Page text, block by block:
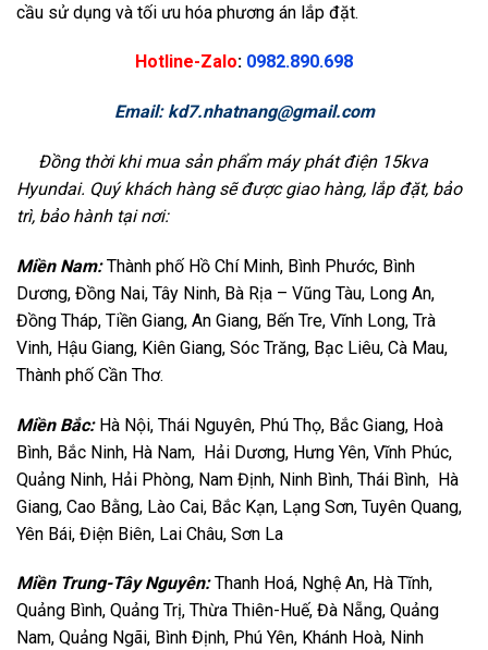
cầu sử dụng và tối ưu hóa phương án lắp đặt.
Hotline-Zalo: 0982.890.698
Email: kd7.nhatnang@gmail.com
Đồng thời khi mua sản phẩm máy phát điện 15kva
Hyundai. Quý khách hàng sẽ được giao hàng, lắp đặt, bảo
trì, bảo hành tại nơi:
Miền Nam:Thành phố Hồ Chí Minh, Bình Phước, Bình
Dương, Đồng Nai, Tây Ninh, Bà Rịa – Vũng Tàu, Long An,
Đồng Tháp, Tiền Giang, An Giang, Bến Tre, Vĩnh Long, Trà
Vinh, Hậu Giang, Kiên Giang, Sóc Trăng, Bạc Liêu, Cà Mau,
Thành phố Cần Thơ.
Miền Bắc: Hà Nội, Thái Nguyên, Phú Thọ, Bắc Giang, Hoà
Bình, Bắc Ninh, Hà Nam, Hải Dương, Hưng Yên, Vĩnh Phúc,
Quảng Ninh, Hải Phòng, Nam Định, Ninh Bình, Thái Bình, Hà
Giang, Cao Bằng, Lào Cai, Bắc Kạn, Lạng Sơn, Tuyên Quang,
Yên Bái, Điện Biên, Lai Châu, Sơn La
Miền Trung-Tây Nguyên:Thanh Hoá, Nghệ An, Hà Tĩnh,
Quảng Bình, Quảng Trị, Thừa Thiên-Huế, Đà Nẵng, Quảng
Nam, Quảng Ngãi, Bình Định, Phú Yên, Khánh Hoà, Ninh